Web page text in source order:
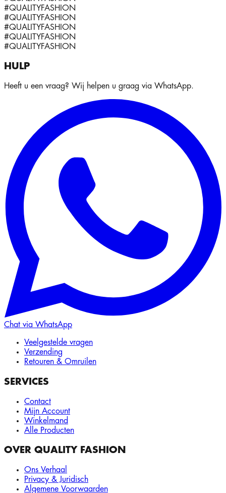
#QUALITYFASHION
#QUALITYFASHION
#QUALITYFASHION
#QUALITYFASHION
#QUALITYFASHION
HULP
Heeft u een vraag? Wij helpen u graag via WhatsApp.
Chat via WhatsApp
Veelgestelde vragen
Verzending
Retouren & Omruilen
SERVICES
Contact
Mijn Account
Winkelmand
Alle Producten
OVER QUALITY FASHION
Ons Verhaal
Privacy & Juridisch
Algemene Voorwaarden